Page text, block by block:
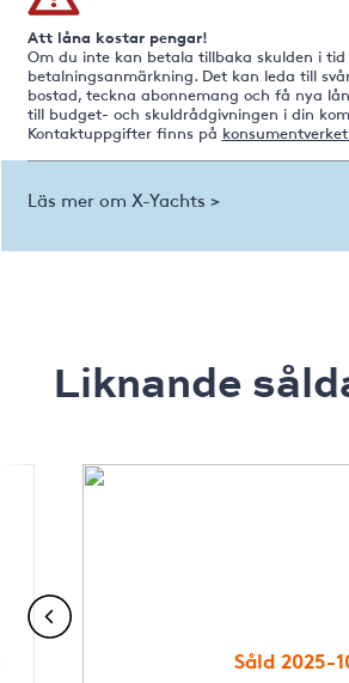
Att låna kostar pengar!
Om du inte kan betala tillbaka skulden i tid
betalningsanmärkning. Det kan leda till
bostad, teckna abonnemang och få nya
till budget- och skuldrådgivningen i din
Kontaktuppgifter finns på
Läs mer om X-Yachts >
Liknande
Såld 2025-